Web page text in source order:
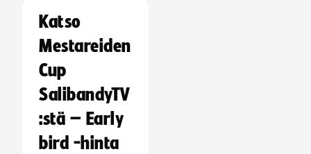
Katso
Mestareiden
Cup
SalibandyTV
:stä – Early
bird -hinta